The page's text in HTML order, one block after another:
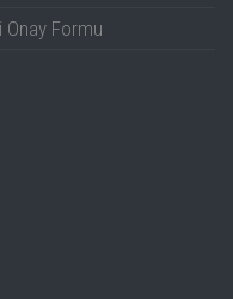
Formu